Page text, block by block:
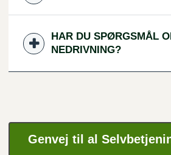
HAR DU SPØRGSMÅL
NEDRIVNING?
Genvej til al